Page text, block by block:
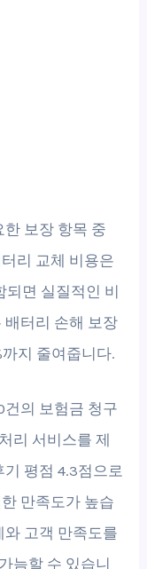
보장 항목 중
리 교체 비용은
되면 실질적인 비
배터리 손해 보장
지 줄여줍니다.
의 보험금 청구
리 서비스를 제
평점 4.3점으로
만족도가 높습
고객 만족도를
늠할 수 있습니